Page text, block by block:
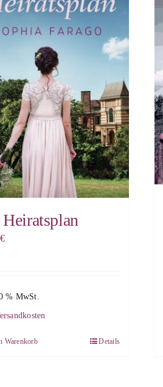
€
% MwSt.
Warenkorb Details